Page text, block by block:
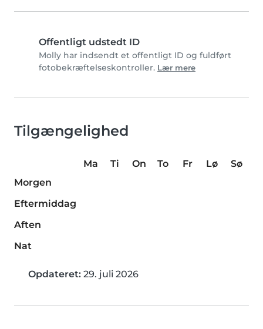
Offentligt udstedt ID
Molly️ har indsendt et offentligt ID og fuldført
fotobekræftelseskontroller. Lær mere
Tilgængelighed
Ma Ti On To Fr Lø
Sø
Morgen
Eftermiddag
Aften
Nat
Opdateret: 29. juli 2026